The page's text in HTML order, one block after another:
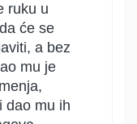
ruku u
će se
a bez
mu je
dao mu ih